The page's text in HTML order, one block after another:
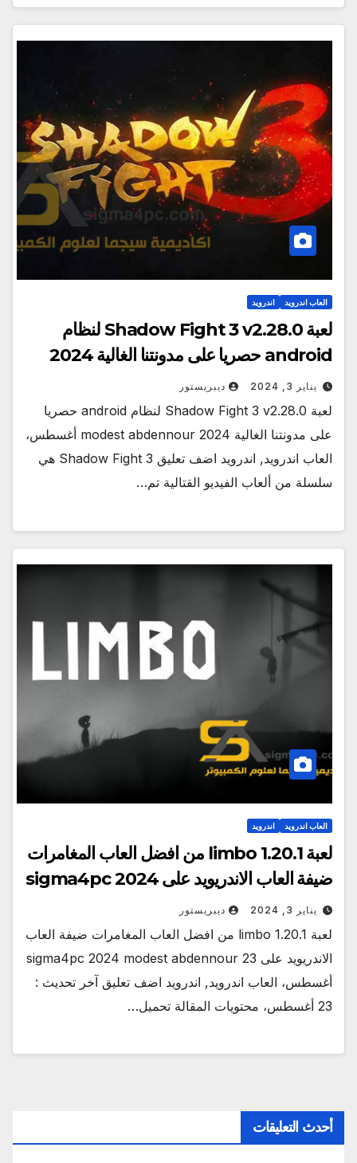
العاب اندرويد اندرويد
لعبة Shadow Fight 3 v2.28.0 لنظام
android حصريا على مدونتنا الغالية 2024
يناير 3, 2024 ديبريستور
لعبة Shadow Fight 3 v2.28.0 لنظام android حصريا
على مدونتنا الغالية 2024 modest abdennour أغسطس،
العاب اندرويد, اندرويد اضف تعليق Shadow Fight 3 هي
سلسلة من ألعاب الفيديو القتالية تم…
العاب اندرويد اندرويد
لعبة limbo 1.20.1 من افضل العاب المغامرات
ضيفة العاب الاندريويد على sigma4pc 2024
يناير 3, 2024 ديبريستور
لعبة limbo 1.20.1 من افضل العاب المغامرات ضيفة العاب
الاندريويد على sigma4pc 2024 modest abdennour 23
أغسطس، العاب اندرويد, اندرويد اضف تعليق آخر تحديث :
23 أغسطس، محتويات المقالة تحميل…
أحدث التعليقات